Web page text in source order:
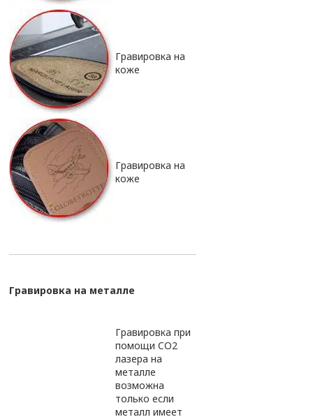
Гравировка на
коже
Гравировка на
коже
Гравировка на металле
Гравировка при
помощи CO2
лазера на
металле
возможна
только если
металл имеет